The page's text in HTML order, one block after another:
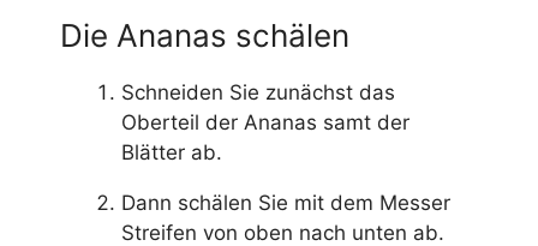
Die Ananas schälen
Schneiden Sie zunächst das
Oberteil der Ananas samt der
Blätter ab.
Dann schälen Sie mit dem Messer
Streifen von oben nach unten ab.